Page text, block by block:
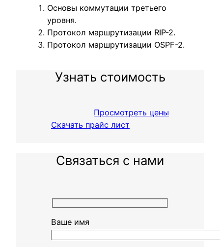
Основы коммутации третьего
уровня.
Протокол маршрутизации RIP-2.
Протокол маршрутизации OSPF-2.
Узнать стоимость
Просмотреть цены
Скачать прайс лист
Связаться с нами
Ваше имя